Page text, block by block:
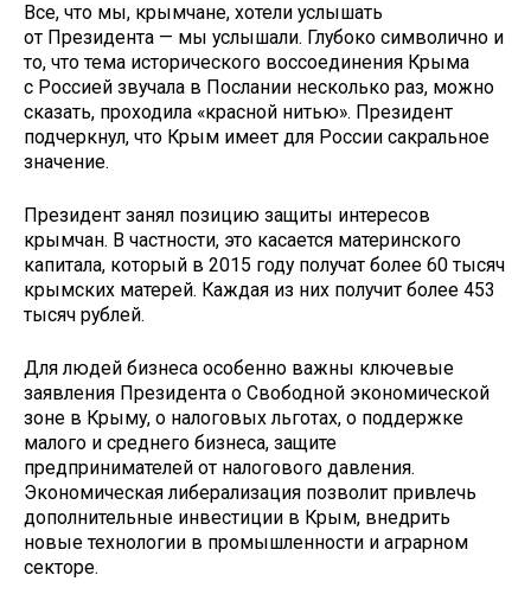
Все, что мы, крымчане, хотели услышать
от Президента — мы услышали. Глубоко символично и
то, что тема исторического воссоединения Крыма
с Россией звучала в Послании несколько раз, можно
сказать, проходила «красной нитью». Президент
подчеркнул, что Крым имеет для России сакральное
значение.
Президент занял позицию защиты интересов
крымчан. В частности, это касается материнского
капитала, который в 2015 году получат более 60 тысяч
крымских матерей. Каждая из них получит более 453
тысяч рублей.
Для людей бизнеса особенно важны ключевые
заявления Президента о Свободной экономической
зоне в Крыму, о налоговых льготах, о поддержке
малого и среднего бизнеса, защите
предпринимателей от налогового давления.
Экономическая либерализация позволит привлечь
дополнительные инвестиции в Крым, внедрить
новые технологии в промышленности и аграрном
секторе.